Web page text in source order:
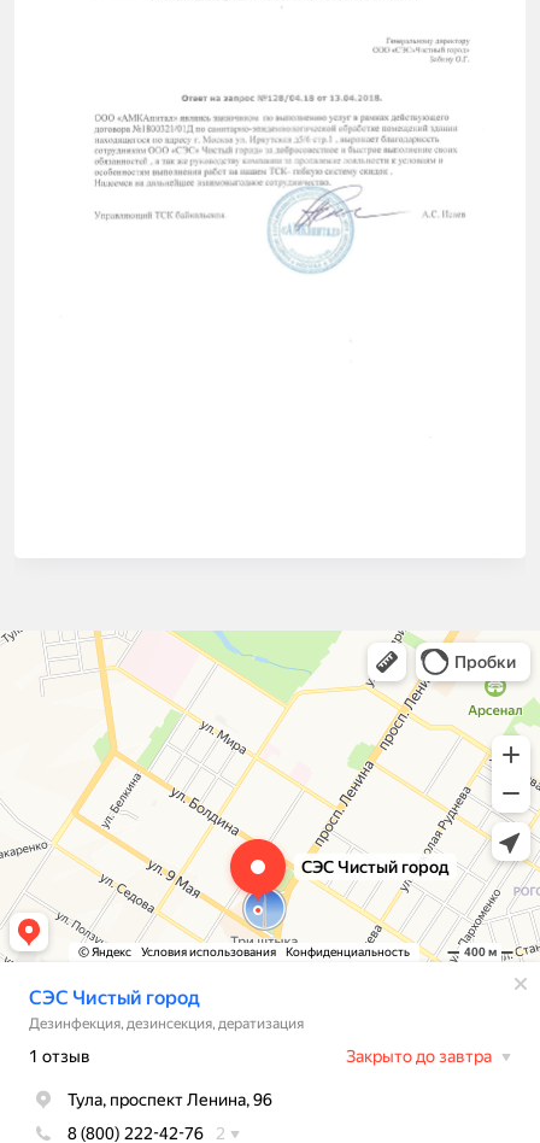
СЭС Чистый город
Дезинфекция, дезинсекция, дератизация в Туле